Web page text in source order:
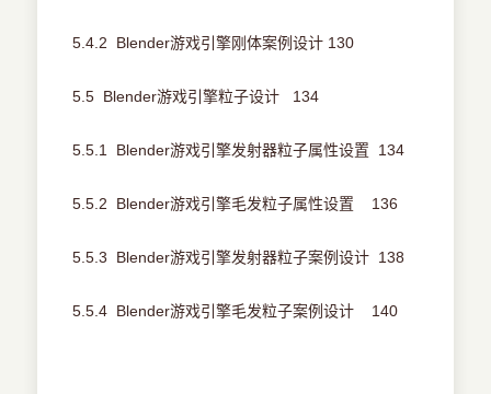
5.4.2 Blender游戏引擎刚体案例设计 130
5.5 Blender游戏引擎粒子设计 134
5.5.1 Blender游戏引擎发射器粒子属性设置 134
5.5.2 Blender游戏引擎毛发粒子属性设置 136
5.5.3 Blender游戏引擎发射器粒子案例设计 138
5.5.4 Blender游戏引擎毛发粒子案例设计 140